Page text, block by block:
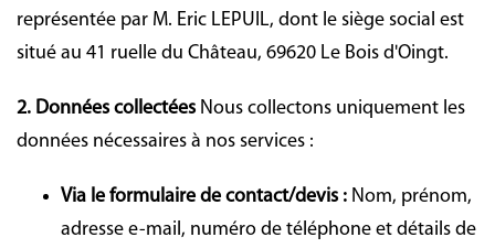
représentée par M. Eric LEPUIL, dont le siège social est
situé au 41 ruelle du Château, 69620 Le Bois d'Oingt.
2. Données collectées Nous collectons uniquement les
données nécessaires à nos services :
Via le formulaire de contact/devis : Nom, prénom,
adresse e-mail, numéro de téléphone et détails de